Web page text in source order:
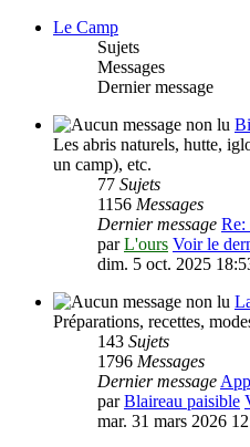
Le Camp
Sujets
Messages
Dernier message
Les abris naturels, hutte,
un camp), etc.
77 Sujets
1156 Messages
Dernier message Re:
parL'ours Voir le
dim. 5 oct. 2025
Préparations, recettes,
143 Sujets
1796 Messages
Dernier message
parBlaireau paisible
mar. 31 mars 2026